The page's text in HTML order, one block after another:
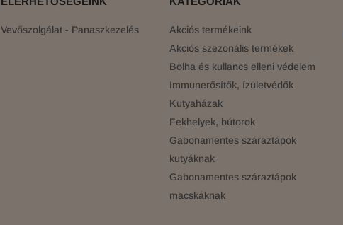
Vevőszolgálat - Panaszkezelés
Akciós termékeink
Akciós szezonális termékek
Bolha és kullancs elleni védelem
Immunerősítők, ízületvédők
Kutyaházak
Fekhelyek, bútorok
Gabonamentes száraztápok
kutyáknak
Gabonamentes száraztápok
macskáknak